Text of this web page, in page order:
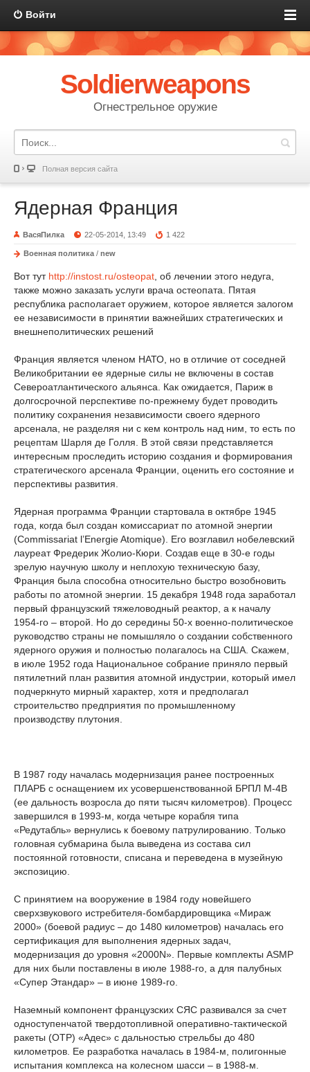
Войти
Soldierweapons
Огнестрельное оружие
Полная версия сайта
Ядерная Франция
ВасяПилка 22-05-2014, 13:49 1 422
Военная политика / new
Вот тут http://instost.ru/osteopat , об лечении этого недуга,
также можно заказать услуги врача остеопата. Пятая
республика располагает оружием, которое является залогом
ее независимости в принятии важнейших стратегических и
внешнеполитических решений
Франция является членом НАТО, но в отличие от соседней
Великобритании ее ядерные силы не включены в состав
Североатлантического альянса. Как ожидается, Париж в
долгосрочной перспективе по-прежнему будет проводить
политику сохранения независимости своего ядерного
арсенала, не разделяя ни с кем контроль над ним, то есть по
рецептам Шарля де Голля. В этой связи представляется
интересным проследить историю создания и формирования
стратегического арсенала Франции, оценить его состояние и
перспективы развития.
Ядерная программа Франции стартовала в октябре 1945
года, когда был создан комиссариат по атомной энергии
(Commissariat l’Energie Atomique). Его возглавил нобелевский
лауреат Фредерик Жолио-Кюри. Создав еще в 30-е годы
зрелую научную школу и неплохую техническую базу,
Франция была способна относительно быстро возобновить
работы по атомной энергии. 15 декабря 1948 года заработал
первый французский тяжеловодный реактор, а к началу
1954-го – второй. Но до середины 50-х военно-политическое
руководство страны не помышляло о создании собственного
ядерного оружия и полностью полагалось на США. Скажем,
в июле 1952 года Национальное собрание приняло первый
пятилетний план развития атомной индустрии, который имел
подчеркнуто мирный характер, хотя и предполагал
строительство предприятия по промышленному
производству плутония.
В 1987 году началась модернизация ранее построенных
ПЛАРБ с оснащением их усовершенствованной БРПЛ М-4В
(ее дальность возросла до пяти тысяч километров). Процесс
завершился в 1993-м, когда четыре корабля типа
«Редутабль» вернулись к боевому патрулированию. Только
головная субмарина была выведена из состава сил
постоянной готовности, списана и переведена в музейную
экспозицию.
С принятием на вооружение в 1984 году новейшего
сверхзвукового истребителя-бомбардировщика «Мираж
2000» (боевой радиус – до 1480 километров) началась его
сертификация для выполнения ядерных задач,
модернизация до уровня «2000N». Первые комплекты ASMP
для них были поставлены в июле 1988-го, а для палубных
«Супер Этандар» – в июне 1989-го.
Наземный компонент французских СЯС развивался за счет
одноступенчатой твердотопливной оперативно-тактической
ракеты (ОТР) «Адес» с дальностью стрельбы до 480
километров. Ее разработка началась в 1984-м, полигонные
испытания комплекса на колесном шасси – в 1988-м.